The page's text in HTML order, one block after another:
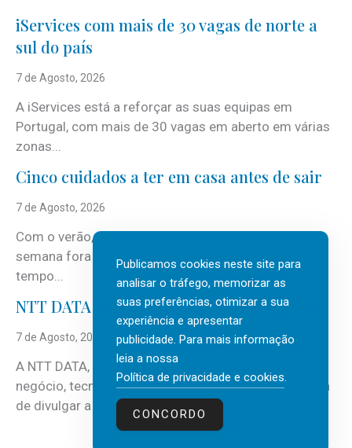
iServices com mais de 30 vagas de norte a
sul do país
7 de Agosto, 2026
A iServices está a reforçar as suas equipas em
Portugal, com mais de 30 vagas em aberto em várias
zonas...
Cinco cuidados a ter em casa antes de sair
7 de Agosto, 2026
Com o verão, chegam também as férias, os fins-de-
semana fora e os dias em que a casa fica mais
tempo...
NTT DATA Insurtech Global Outlook 2026
7 de Agosto, 2026
A NTT DATA, consultora global em serviços de
negócio, tecnologia e inteligência artificial (IA), acaba
de divulgar a mais recente...
Publicamos cookies neste site para
analisar o tráfego, memorizar as
suas preferências, otimizar a sua
experiência e apresentar
publicidade. Para mais informação
leia a nossa
Política de privacidade e cookies.
CONCORDO